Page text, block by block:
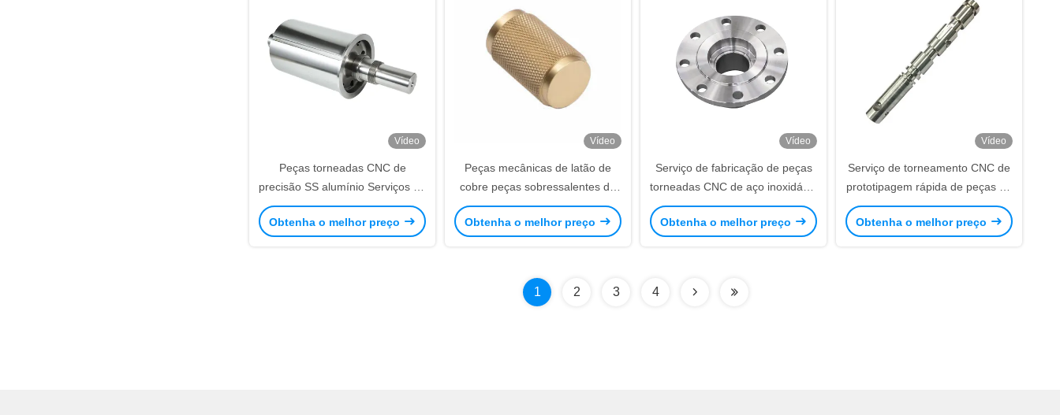
Vídeo
Peças torneadas CNC de
precisão SS alumínio Serviços de
usinagem personalizados com
aprovação ISO9001
Obtenha o melhor preço
Vídeo
Peças mecânicas de latão de
cobre peças sobressalentes de
torneamento CNC com polimento
personalizado
Obtenha o melhor preço
Vídeo
Serviço de fabricação de peças
torneadas CNC de aço inoxidável
alumínio titânio personalizado
Obtenha o melhor preço
Vídeo
Serviço de torneamento CNC de
prototipagem rápida de peças de
máquinas automáticas
personalizadas
Obtenha o melhor preço
1 2 3 4